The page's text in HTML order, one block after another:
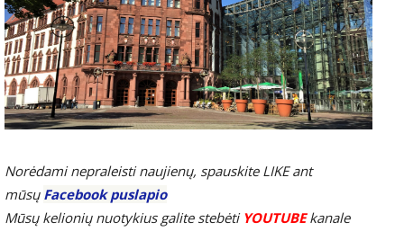
Norėdami nepraleisti naujienų, spauskite LIKE ant
mūsų Facebook puslapio
Mūsų kelionių nuotykius galite stebėti YOUTUBEkanale